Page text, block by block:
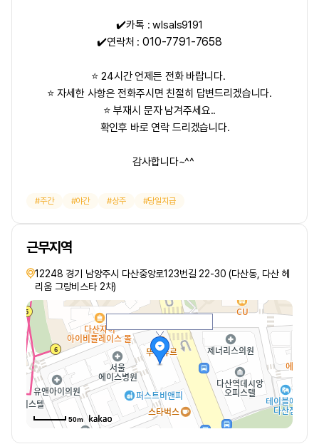
✔️카톡 : wlsals9191
✔️연락처 : 010-7791-7658
⭐ 24시간 언제든 전화 바랍니다.
⭐ 자세한 사항은 전화주시면 친절히 답변드리겠습니다.
⭐ 부재시 문자 남겨주세요..
확인후 바로 연락 드리겠습니다.
감사합니다~^^
주간 야간 상주 당일지급
근무지역
12248 경기 남양주시 다산중앙로123번길 22-30 (다산동, 다산 헤
리움 그랑비스타 2차)
50m